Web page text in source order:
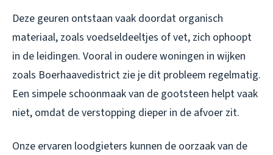
Deze geuren ontstaan vaak doordat organisch
materiaal, zoals voedseldeeltjes of vet, zich ophoopt
in de leidingen. Vooral in oudere woningen in wijken
zoals Boerhaavedistrict zie je dit probleem regelmatig.
Een simpele schoonmaak van de gootsteen helpt vaak
niet, omdat de verstopping dieper in de afvoer zit.
Onze ervaren loodgieters kunnen de oorzaak van de